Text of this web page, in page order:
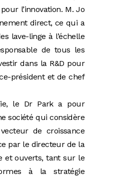
l’innovation. M. Jo
direct, ce qui a
lave-linge à l’échelle
de tous les
dans la R&D pour
président et de chef
le Dr Park a pour
société qui considère
de croissance
par le directeur de la
et ouverts, tant sur le
à la stratégie